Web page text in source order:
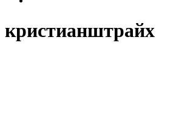
кристианштрайх